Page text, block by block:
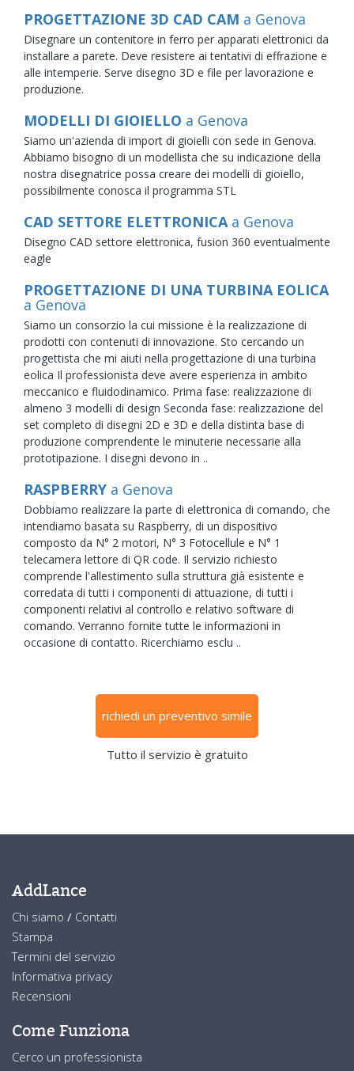
PROGETTAZIONE 3D CAD CAM a Genova
Disegnare un contenitore in ferro per apparati elettronici da
installare a parete. Deve resistere ai tentativi di effrazione e
alle intemperie. Serve disegno 3D e file per lavorazione e
produzione.
MODELLI DI GIOIELLO a Genova
Siamo un'azienda di import di gioielli con sede in Genova.
Abbiamo bisogno di un modellista che su indicazione della
nostra disegnatrice possa creare dei modelli di gioiello,
possibilmente conosca il programma STL
CAD SETTORE ELETTRONICA a Genova
Disegno CAD settore elettronica, fusion 360 eventualmente
eagle
PROGETTAZIONE DI UNA TURBINA EOLICA
a Genova
Siamo un consorzio la cui missione è la realizzazione di
prodotti con contenuti di innovazione. Sto cercando un
progettista che mi aiuti nella progettazione di una turbina
eolica Il professionista deve avere esperienza in ambito
meccanico e fluidodinamico. Prima fase: realizzazione di
almeno 3 modelli di design Seconda fase: realizzazione del
set completo di disegni 2D e 3D e della distinta base di
produzione comprendente le minuterie necessarie alla
prototipazione. I disegni devono in ..
RASPBERRY a Genova
Dobbiamo realizzare la parte di elettronica di comando, che
intendiamo basata su Raspberry, di un dispositivo
composto da N° 2 motori, N° 3 Fotocellule e N° 1
telecamera lettore di QR code. Il servizio richiesto
comprende l'allestimento sulla struttura già esistente e
corredata di tutti i componenti di attuazione, di tutti i
componenti relativi al controllo e relativo software di
comando. Verranno fornite tutte le informazioni in
occasione di contatto. Ricerchiamo esclu ..
richiedi un preventivo simile
Tutto il servizio è gratuito
AddLance
Chi siamo / Contatti
Stampa
Termini del servizio
Informativa privacy
Recensioni
Come Funziona
Cerco un professionista